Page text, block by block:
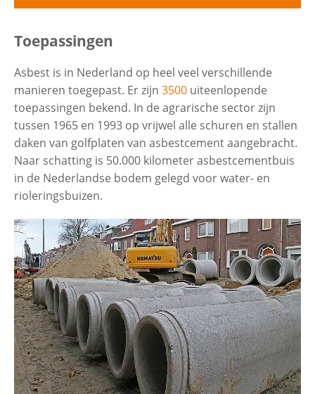
Contactgegevens
Zoeken
Gebruik van asbest
Wereldwijd
Nederland
Toepassingen
Toepassingen
Asbest is in Nederland op heel veel verschillende
manieren toegepast. Er zijn 3500 uiteenlopende
toepassingen bekend. In de agrarische sector zijn
tussen 1965 en 1993 op vrijwel alle schuren en stallen
daken van golfplaten van asbestcement aangebracht.
Naar schatting is 50.000 kilometer asbestcementbuis
in de Nederlandse bodem gelegd voor water- en
rioleringsbuizen.